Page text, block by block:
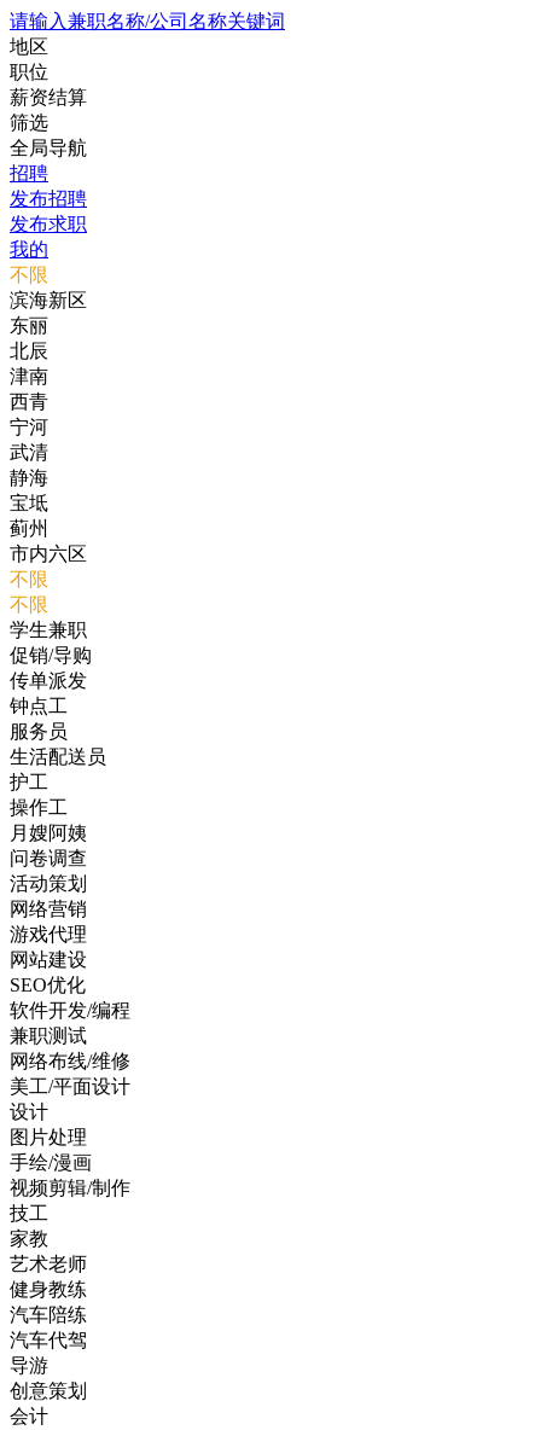
请输入兼职名称/公司名称关键词
地区
职位
薪资结算
筛选
全局导航
招聘
发布招聘
发布求职
我的
不限
滨海新区
东丽
北辰
津南
西青
宁河
武清
静海
宝坻
蓟州
市内六区
不限
不限
学生兼职
促销/导购
传单派发
钟点工
服务员
生活配送员
护工
操作工
月嫂阿姨
问卷调查
活动策划
网络营销
游戏代理
网站建设
SEO优化
软件开发/编程
兼职测试
网络布线/维修
美工/平面设计
设计
图片处理
手绘/漫画
视频剪辑/制作
技工
家教
艺术老师
健身教练
汽车陪练
汽车代驾
导游
创意策划
会计